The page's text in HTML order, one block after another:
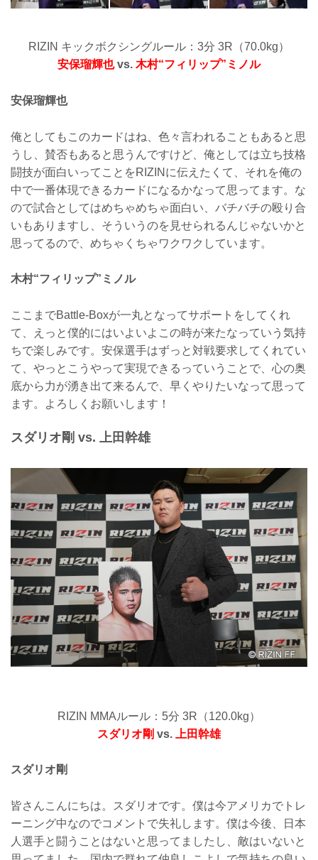
RIZIN キックボクシングルール：3分 3R（70.0kg）
安保瑠輝也vs. 木村“フィリップ”ミノル
安保瑠輝也
俺としてもこのカードはね、色々言われることもあると思
うし、賛否もあると思うんですけど、俺としては立ち技格
闘技が面白いってことをRIZINに伝えたくて、それを俺の
中で一番体現できるカードになるかなって思ってます。な
ので試合としてはめちゃめちゃ面白い、バチバチの殴り合
いもありますし、そういうのを見せられるんじゃないかと
思ってるので、めちゃくちゃワクワクしています。
木村“フィリップ”ミノル
ここまでBattle-Boxが一丸となってサポートをしてくれ
て、えっと僕的にはいよいよこの時が来たなっていう気持
ちで楽しみです。安保選手はずっと対戦要求してくれてい
て、やっとこうやって実現できるっていうことで、心の奥
底から力が湧き出て来るんで、早くやりたいなって思って
ます。よろしくお願いします！
スダリオ剛 vs. 上田幹雄
RIZIN MMAルール：5分 3R（120.0kg）
スダリオ剛 vs. 上田幹雄
スダリオ剛
皆さんこんにちは。スダリオです。僕は今アメリカでトレ
ーニング中なのでコメントで失礼します。僕は今後、日本
人選手と闘うことはないと思ってましたし、敵はいないと